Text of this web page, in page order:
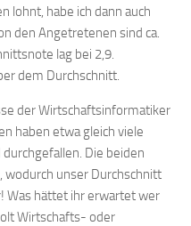
lohnt, habe ich dann auch
den Angetretenen sind ca.
lag bei 2,9.
dem Durchschnitt.
der Wirtschaftsinformatiker
haben etwa gleich viele
Die beiden
wodurch unser Durchschnitt
Was hättet ihr erwartet wer
Wirtschafts- oder